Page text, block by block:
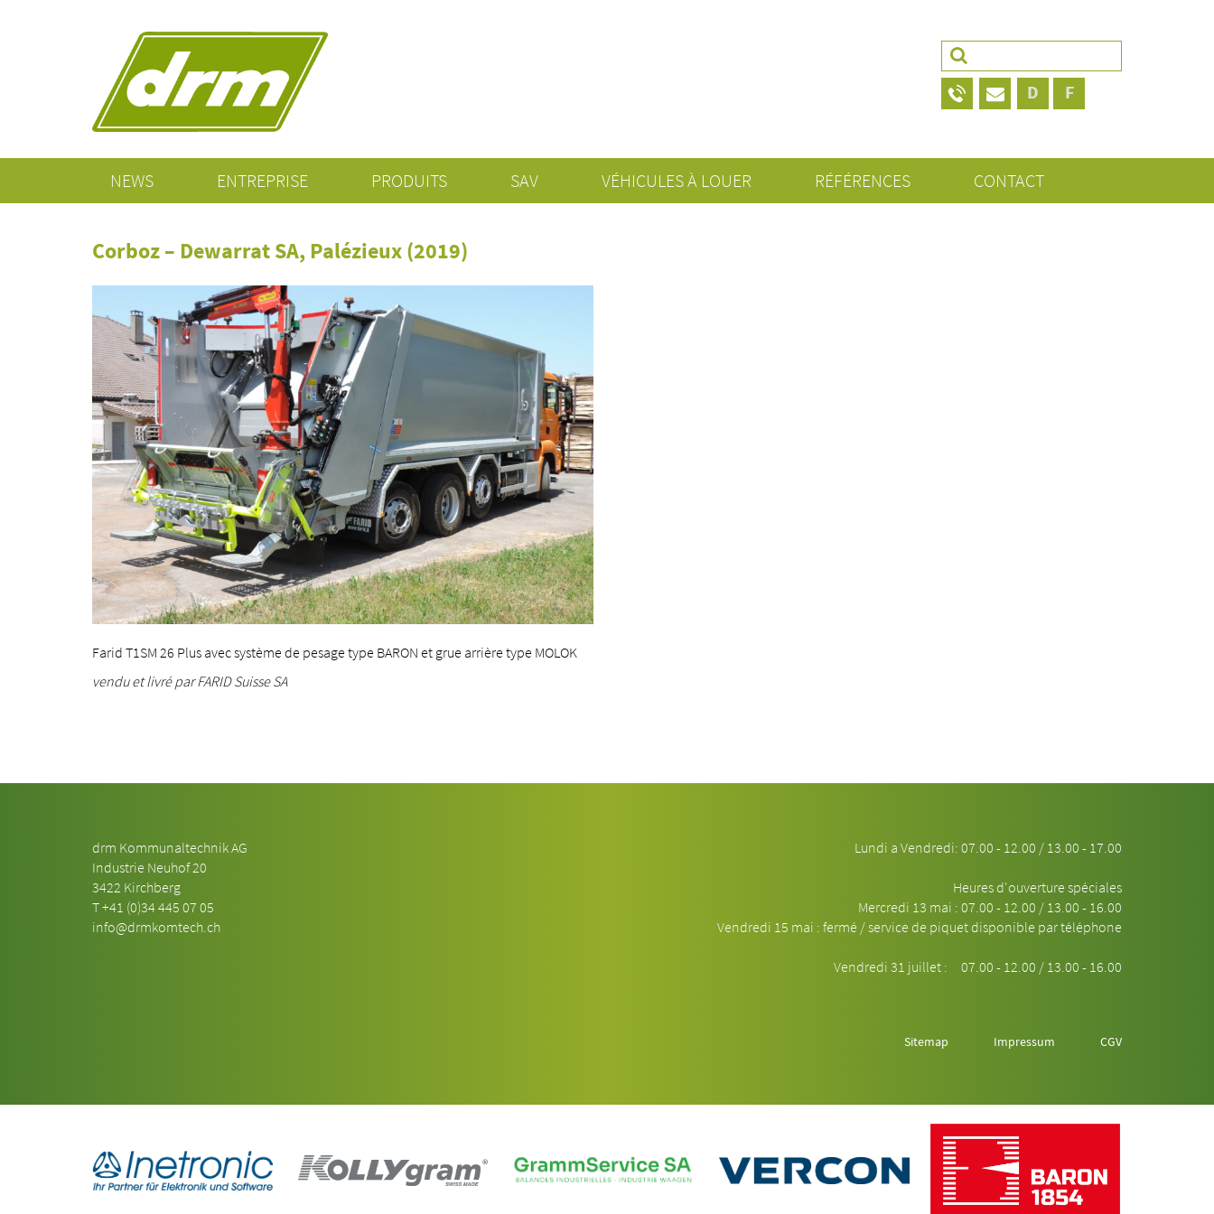
Rechercher :
D F
NEWS ENTREPRISE PRODUITS SAV VÉHICULES À LOUER RÉFÉRENCES CONTACT
Corboz – Dewarrat SA, Palézieux (2019)
Farid T1SM 26 Plus avec système de pesage type BARON et grue arrière type MOLOK
vendu et livré par FARID Suisse SA
drm Kommunaltechnik AG
Industrie Neuhof 20
3422 Kirchberg
T+41 (0)34 445 07 05
info@drmkomtech.ch
Lundi a Vendredi: 07.00 - 12.00 / 13.00 - 17.00
Heures d'ouverture spéciales
Mercredi 13 mai : 07.00 - 12.00 / 13.00 - 16.00
Vendredi 15 mai : fermé / service de piquet disponible par téléphone
Vendredi 31 juillet : 07.00 - 12.00 / 13.00 - 16.00
CGV
Impressum
Sitemap